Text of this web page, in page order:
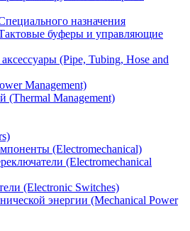
назначения
буферы и управляющие
(Pipe, Tubing, Hose and
Management)
(Thermal Management)
(Electromechanical)
(Electromechanical
(Electronic Switches)
энергии (Mechanical Power